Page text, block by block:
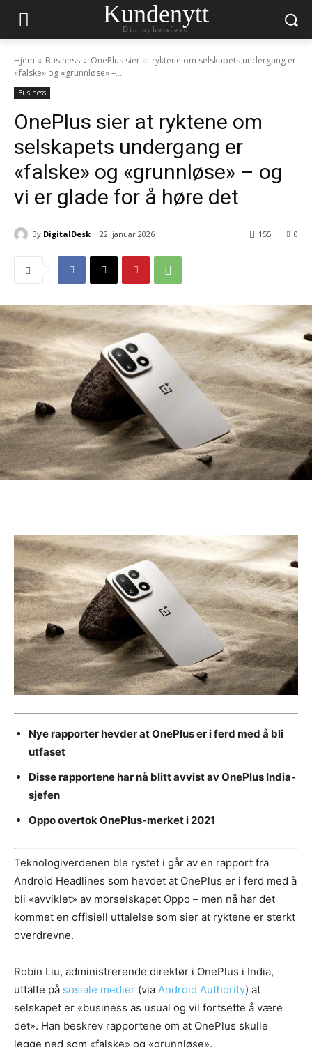
Kundenytt
Din nyhetsfeed
Hjem Business
OnePlus sier at ryktene om selskapets undergang er
«falske» og «grunnløse» –...
Business
OnePlus sier at ryktene om
selskapets undergang er
«falske» og «grunnløse» – og
vi er glade for å høre det
By DigitalDesk 22. januar 2026 0
155
Nye rapporter hevder at OnePlus er i ferd med å bli
utfaset
Disse rapportene har nå blitt avvist av OnePlus India-
sjefen
Oppo overtok OnePlus-merket i 2021
Teknologiverdenen ble rystet i går av en rapport fra
Android Headlines som hevdet at OnePlus er i ferd med å
bli «avviklet» av morselskapet Oppo – men nå har det
kommet en offisiell uttalelse som sier at ryktene er sterkt
overdrevne.
Robin Liu, administrerende direktør i OnePlus i India,
uttalte på sosiale medier (via Android Authority) at
selskapet er «business as usual og vil fortsette å være
det». Han beskrev rapportene om at OnePlus skulle
legge ned som «falske» og «grunnløse».